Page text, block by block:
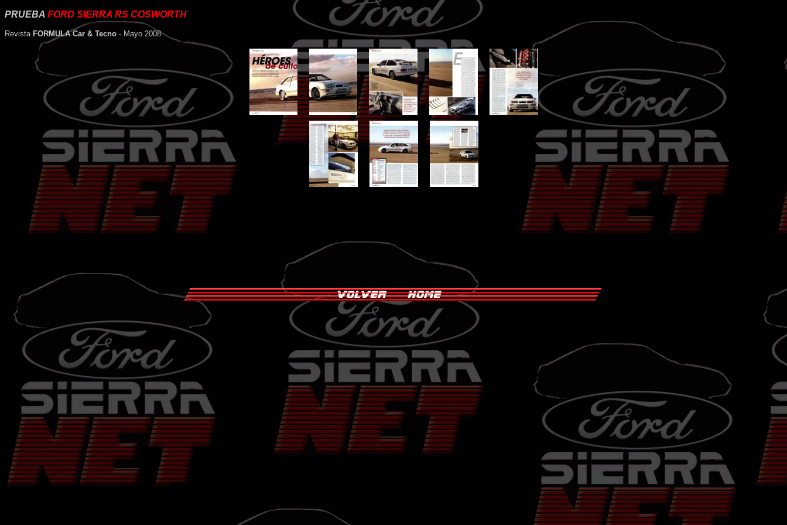
PRUEBA FORD SIERRA RS COSWORTH
Revista FORMULA Car & Tecno - Mayo 2008